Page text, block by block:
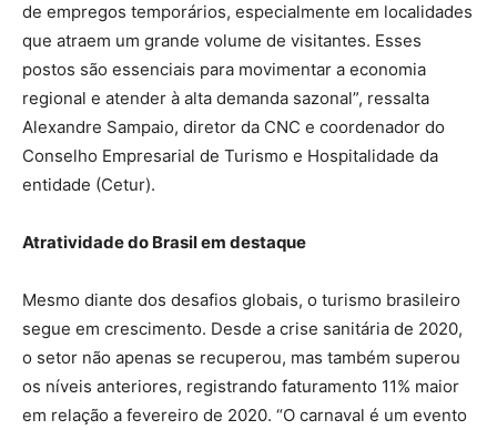
de empregos temporários, especialmente em localidades
que atraem um grande volume de visitantes. Esses
postos são essenciais para movimentar a economia
regional e atender à alta demanda sazonal”, ressalta
Alexandre Sampaio, diretor da CNC e coordenador do
Conselho Empresarial de Turismo e Hospitalidade da
entidade (Cetur).
Atratividade do Brasil em destaque
Mesmo diante dos desafios globais, o turismo brasileiro
segue em crescimento. Desde a crise sanitária de 2020,
o setor não apenas se recuperou, mas também superou
os níveis anteriores, registrando faturamento 11% maior
em relação a fevereiro de 2020. “O carnaval é um evento